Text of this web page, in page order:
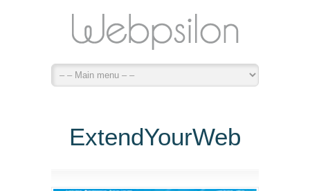
ExtendYourWeb